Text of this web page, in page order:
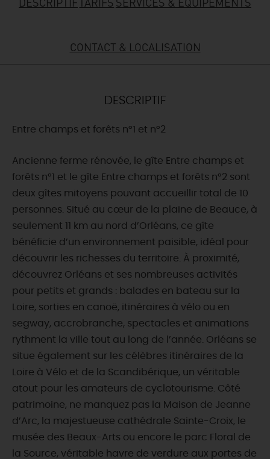
CE WEEK-END
TOUT L'AGENDA
CONTACT & LOCALISATION
DESCRIPTIF
Entre champs et forêts n°1 et n°2
Ancienne ferme rénovée, le gîte Entre champs et
forêts n°1 et le gîte Entre champs et forêts n°2 sont
deux gîtes mitoyens pouvant accueillir total de 10
personnes. Situé au cœur de la plaine de Beauce, à
seulement 11 km au nord d’Orléans, ce gîte
bénéficie d’un environnement paisible, idéal pour
découvrir les richesses du territoire. À proximité,
découvrez Orléans et ses nombreuses activités
pour petits et grands : balades en bateau sur la
Loire, sorties en canoë, itinéraires à vélo ou en
segway, accrobranche, spectacles et animations
rythment la ville tout au long de l’année. Orléans se
situe également sur les célèbres itinéraires de la
Loire à Vélo et de la Scandibérique, un véritable
atout pour les amateurs de cyclotourisme. Côté
patrimoine, ne manquez pas la Maison de Jeanne
d’Arc, la majestueuse cathédrale Sainte-Croix, le
musée des Beaux-Arts ou encore le parc Floral de
la Source, véritable havre de verdure aux portes de